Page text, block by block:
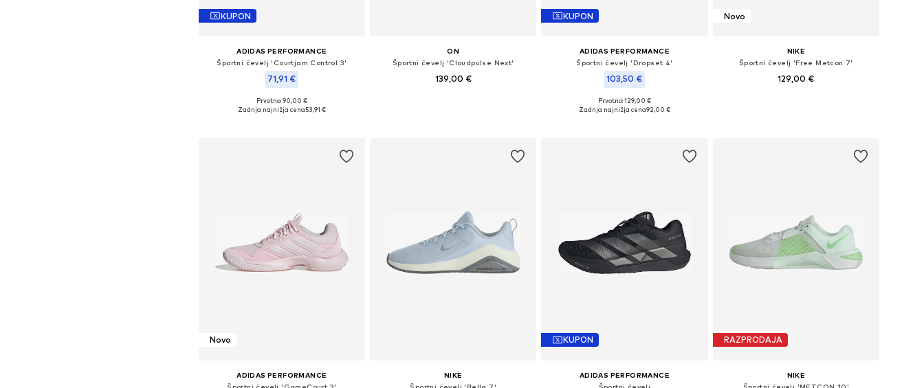
KUPON
ADIDAS PERFORMANCE
Športni čevelj 'Courtjam Control 3'
71,91 €
Na voljo v različnih velikostih
Prvotno: 90,00 €
Zadnja najnižja cena53,91 €
ON
Športni čevelj 'Cloudpulse Next'
139,00 €
KUPON
ADIDAS PERFORMANCE
Športni čevelj 'Dropset 4'
103,50 €
+3
Na voljo v različnih velikostih
Prvotno: 129,00 €
Zadnja najnižja cena92,00 €
Novo
NIKE
Športni čevelj 'Free Metcon 7'
129,00 €
Novo
ADIDAS PERFORMANCE
Športni čevelj 'GameCourt 3'
NIKE
Športni čevelj 'Bella 7'
KUPON
ADIDAS PERFORMANCE
Športni čevelj
RAZPRODAJA
NIKE
Športni čevelj 'METCON 10'